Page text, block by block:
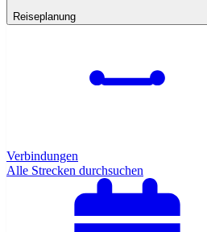
Reiseplanung
Verbindungen
Alle Strecken durchsuchen